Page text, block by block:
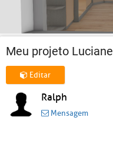
Meu projeto Luciane
Editar
Ralph
Mensagem